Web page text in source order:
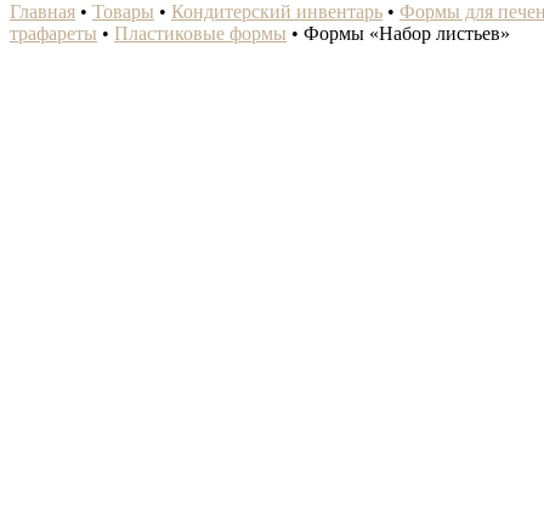
Главная • Товары • Кондитерский инвентарь • Формы для
трафареты • Пластиковые формы • Формы «Набор листьев»